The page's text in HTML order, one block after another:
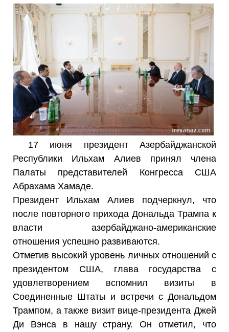
17 июня президент Азербайджанской
Республики Ильхам Алиев принял члена
Палаты представителей Конгресса США
Абрахама Хамаде.
Президент Ильхам Алиев подчеркнул, что
после повторного прихода Дональда Трампа к
власти азербайджано-американские
отношения успешно развиваются.
Отметив высокий уровень личных отношений с
президентом США, глава государства с
удовлетворением вспомнил визиты в
Соединенные Штаты и встречи с Дональдом
Трампом, а также визит вице-президента Джей
Ди Вэнса в нашу страну. Он отметил, что